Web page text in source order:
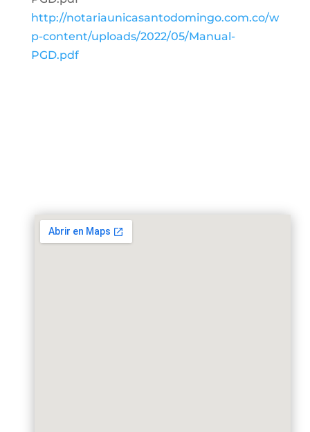
http://notariaunicasantodomingo.com.co/w
p-content/uploads/2022/05/Manual-
PGD.pdf